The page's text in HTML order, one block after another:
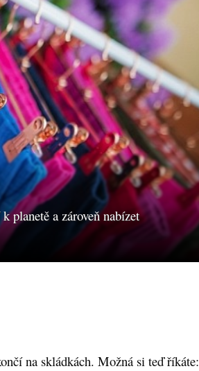
planetě a zároveň nabízet
na skládkách. Možná si teď říkáte: